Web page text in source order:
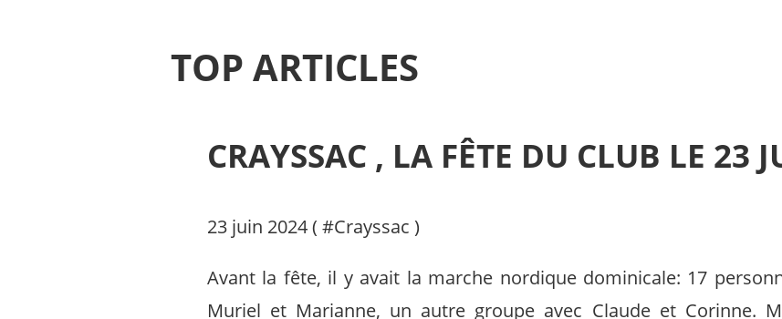
TOP ARTICLES
CRAYSSAC , LA FÊTE DU CLUB LE 23
23 juin 2024 ( #Crayssac )
Avant la fête, il y avait la marche nordique dominicale: 17
Muriel et Marianne, un autre groupe avec Claude et Corinne.